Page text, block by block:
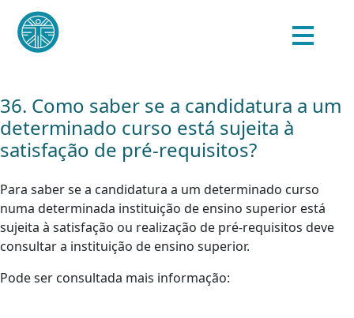
36. Como saber se a candidatura a um
determinado curso está sujeita à
satisfação de pré-requisitos?
Para saber se a candidatura a um determinado curso
numa determinada instituição de ensino superior está
sujeita à satisfação ou realização de pré-requisitos deve
consultar a instituição de ensino superior.
Pode ser consultada mais informação: